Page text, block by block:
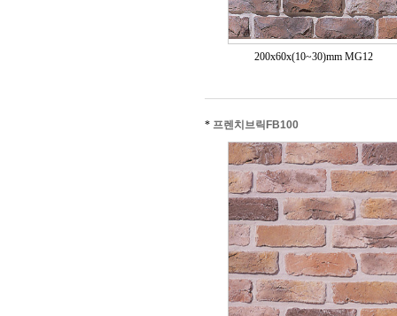
200x60x(10~30)mm MG12
* 프렌치브릭FB100